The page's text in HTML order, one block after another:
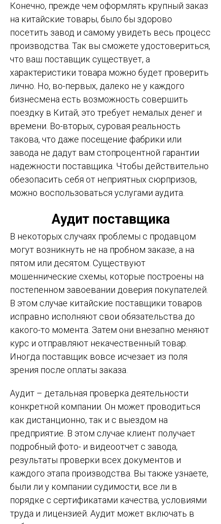
Конечно, прежде чем оформлять крупный заказ
на китайские товары, было бы здорово
посетить завод и самому увидеть весь процесс
производства. Так вы сможете удостовериться,
что ваш поставщик существует, а
характеристики товара можно будет проверить
лично. Но, во-первых, далеко не у каждого
бизнесмена есть возможность совершить
поездку в Китай, это требует немалых денег и
времени. Во-вторых, суровая реальность
такова, что даже посещение фабрики или
завода не дадут вам стопроцентной гарантии
надежности поставщика. Чтобы действительно
обезопасить себя от неприятных сюрпризов,
можно воспользоваться услугами аудита.
Аудит поставщика
В некоторых случаях проблемы с продавцом
могут возникнуть не на пробном заказе, а на
пятом или десятом. Существуют
мошеннические схемы, которые построены на
постепенном завоевании доверия покупателей.
В этом случае китайские поставщики товаров
исправно исполняют свои обязательства до
какого-то момента. Затем они внезапно меняют
курс и отправляют некачественный товар.
Иногда поставщик вовсе исчезает из поля
зрения после оплаты заказа.
Аудит – детальная проверка деятельности
конкретной компании. Он может проводиться
как дистанционно, так и с выездом на
предприятие. В этом случае клиент получает
подробный фото- и видеоотчет с завода,
результаты проверки всех документов и
каждого этапа производства. Вы также узнаете,
были ли у компании судимости, все ли в
порядке с сертификатами качества, условиями
труда и лицензией. Аудит может включать в